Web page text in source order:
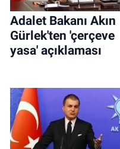
Adalet Bakanı Akın
Gürlek'ten 'çerçeve
yasa' açıklaması